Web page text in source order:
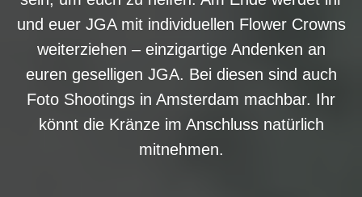
und euer JGA mit individuellen Flower Crowns
weiterziehen – einzigartige Andenken an
euren geselligen JGA. Bei diesen sind auch
Foto Shootings in Amsterdam machbar. Ihr
könnt die Kränze im Anschluss natürlich
mitnehmen.